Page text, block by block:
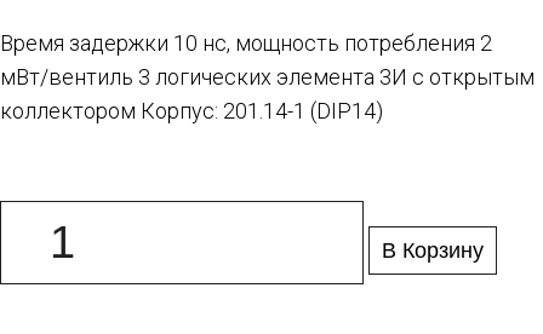
Время задержки 10 нс, мощность потребления 2
мВт/вентиль 3 логических элемента 3И с открытым
коллектором Корпус: 201.14-1 (DIP14)
В Корзину